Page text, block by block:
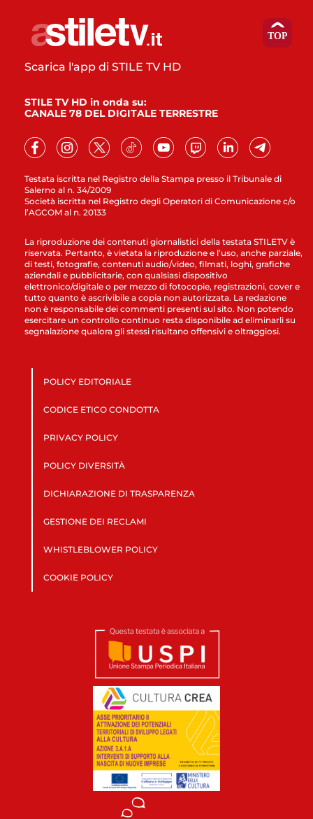
Testata iscritta nel Registro della Stampa presso il Tribunale di
Salerno al n. 34/2009
Società iscritta nel Registro degli Operatori di Comunicazione c/o
l’AGCOM al n. 20133
Scarica l'app di STILE TV HD
STILE TV HD in onda su:
CANALE 78 DEL DIGITALE TERRESTRE
La riproduzione dei contenuti giornalistici della testata STILETV è
riservata. Pertanto, è vietata la riproduzione e l’uso, anche parziale,
di testi, fotografie, contenuti audio/video, filmati, loghi, grafiche
aziendali e pubblicitarie, con qualsiasi dispositivo
elettronico/digitale o per mezzo di fotocopie, registrazioni, cover e
tutto quanto è ascrivibile a copia non autorizzata. La redazione
non è responsabile dei commenti presenti sul sito. Non potendo
esercitare un controllo continuo resta disponibile ad eliminarli su
segnalazione qualora gli stessi risultano offensivi e oltraggiosi.
POLICY EDITORIALE
CODICE ETICO CONDOTTA
PRIVACY POLICY
POLICY DIVERSITÀ
DICHIARAZIONE DI TRASPARENZA
GESTIONE DEI RECLAMI
WHISTLEBLOWER POLICY
COOKIE POLICY